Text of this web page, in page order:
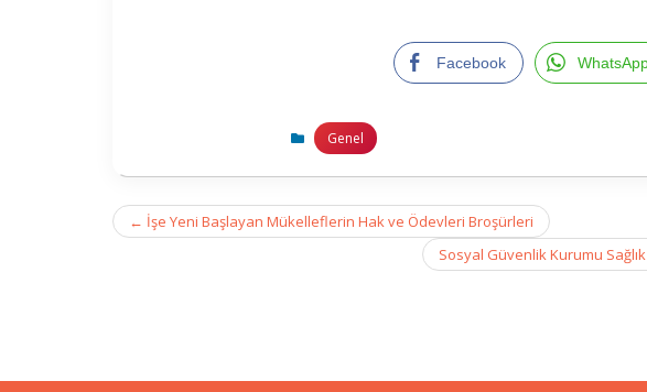
Facebook
Genel
Post
navigation
← İşe Yeni Başlayan Mükelleflerin Hak ve Ödevleri Broşürleri
Sosyal Güvenlik Kurumu